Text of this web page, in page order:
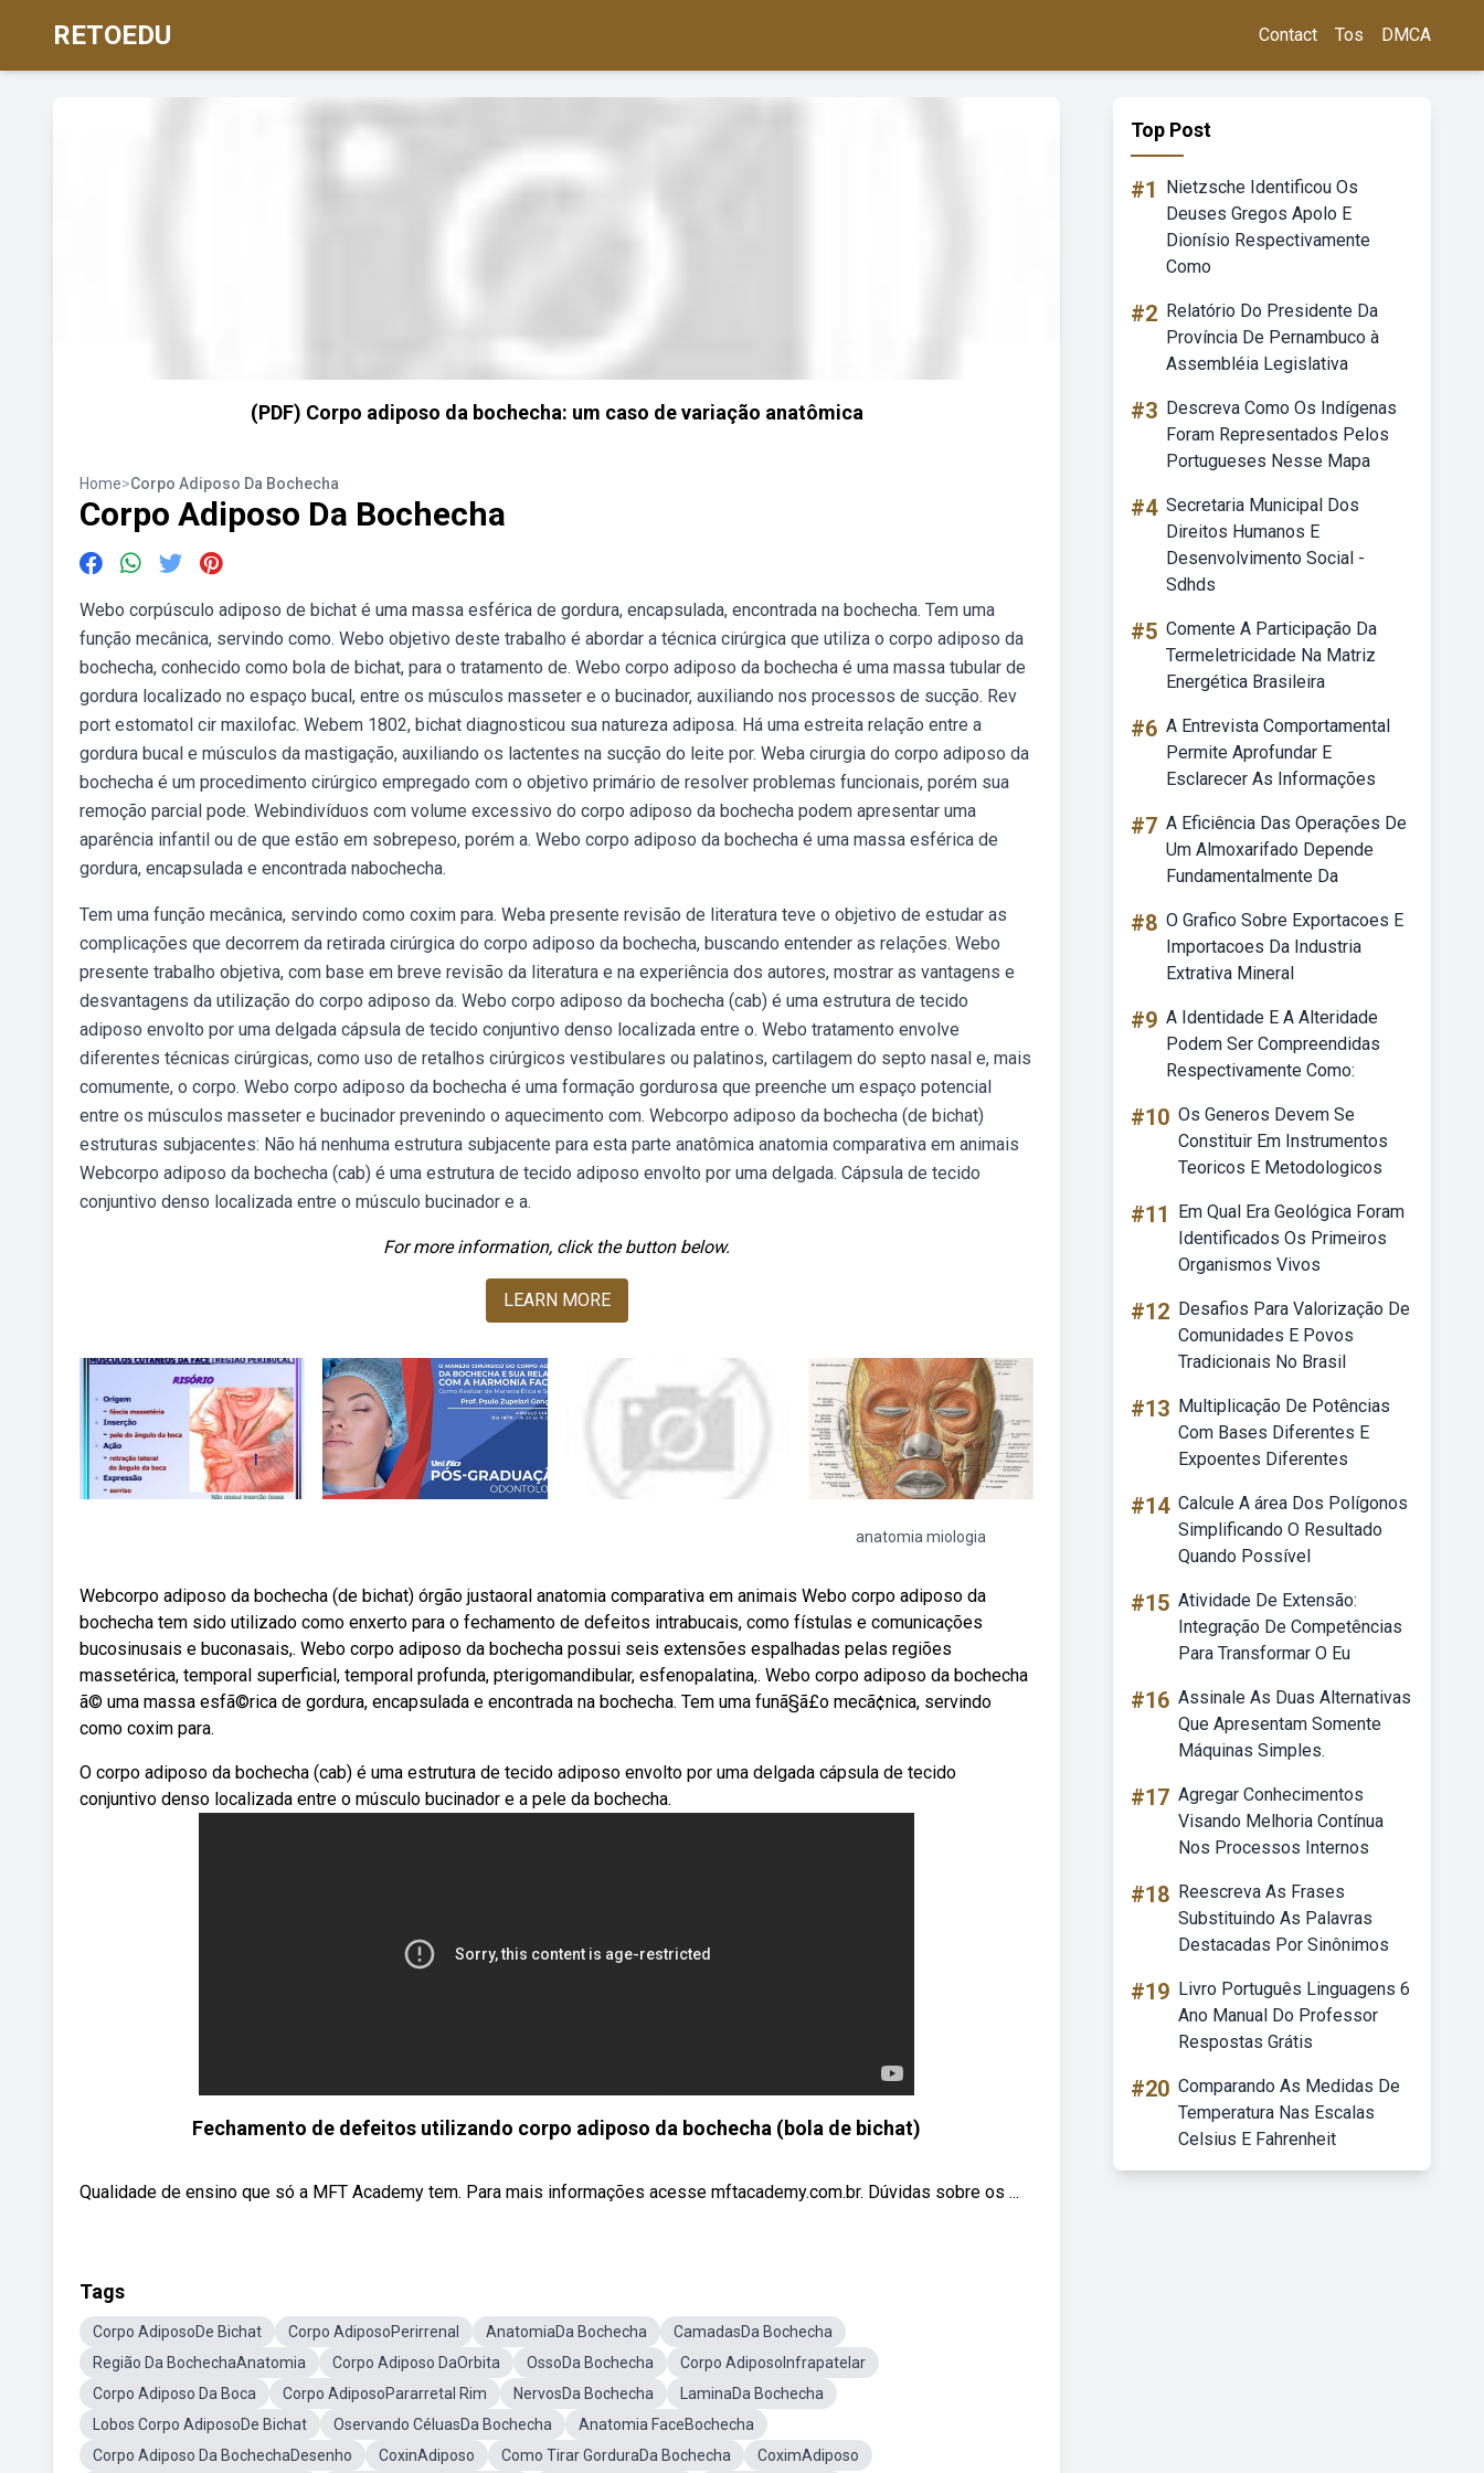
RETOEDU Contact Tos DMCA
(PDF) Corpo adiposo da bochecha: um caso de variação anatômica
Home>Corpo Adiposo Da Bochecha
Corpo Adiposo Da Bochecha
Webo corpúsculo adiposo de bichat é uma massa esférica de gordura, encapsulada, encontrada na bochecha. Tem uma
função mecânica, servindo como. Webo objetivo deste trabalho é abordar a técnica cirúrgica que utiliza o corpo adiposo da
bochecha, conhecido como bola de bichat, para o tratamento de. Webo corpo adiposo da bochecha é uma massa tubular de
gordura localizado no espaço bucal, entre os músculos masseter e o bucinador, auxiliando nos processos de sucção. Rev
port estomatol cir maxilofac. Webem 1802, bichat diagnosticou sua natureza adiposa. Há uma estreita relação entre a
gordura bucal e músculos da mastigação, auxiliando os lactentes na sucção do leite por. Weba cirurgia do corpo adiposo da
bochecha é um procedimento cirúrgico empregado com o objetivo primário de resolver problemas funcionais, porém sua
remoção parcial pode. Webindivíduos com volume excessivo do corpo adiposo da bochecha podem apresentar uma
aparência infantil ou de que estão em sobrepeso, porém a. Webo corpo adiposo da bochecha é uma massa esférica de
gordura, encapsulada e encontrada nabochecha.
Tem uma função mecânica, servindo como coxim para. Weba presente revisão de literatura teve o objetivo de estudar as
complicações que decorrem da retirada cirúrgica do corpo adiposo da bochecha, buscando entender as relações. Webo
presente trabalho objetiva, com base em breve revisão da literatura e na experiência dos autores, mostrar as vantagens e
desvantagens da utilização do corpo adiposo da. Webo corpo adiposo da bochecha (cab) é uma estrutura de tecido
adiposo envolto por uma delgada cápsula de tecido conjuntivo denso localizada entre o. Webo tratamento envolve
diferentes técnicas cirúrgicas, como uso de retalhos cirúrgicos vestibulares ou palatinos, cartilagem do septo nasal e, mais
comumente, o corpo. Webo corpo adiposo da bochecha é uma formação gordurosa que preenche um espaço potencial
entre os músculos masseter e bucinador prevenindo o aquecimento com. Webcorpo adiposo da bochecha (de bichat)
estruturas subjacentes: Não há nenhuma estrutura subjacente para esta parte anatômica anatomia comparativa em animais
Webcorpo adiposo da bochecha (cab) é uma estrutura de tecido adiposo envolto por uma delgada. Cápsula de tecido
conjuntivo denso localizada entre o músculo bucinador e a.
For more information, click the button below.
LEARN MORE
anatomia miologia
Webcorpo adiposo da bochecha (de bichat) órgão justaoral anatomia comparativa em animais Webo corpo adiposo da
bochecha tem sido utilizado como enxerto para o fechamento de defeitos intrabucais, como fístulas e comunicações
bucosinusais e buconasais,. Webo corpo adiposo da bochecha possui seis extensões espalhadas pelas regiões
massetérica, temporal superficial, temporal profunda, pterigomandibular, esfenopalatina,. Webo corpo adiposo da bochecha
ã© uma massa esfã©rica de gordura, encapsulada e encontrada na bochecha. Tem uma funã§ã£o mecã¢nica, servindo
como coxim para.
O corpo adiposo da bochecha (cab) é uma estrutura de tecido adiposo envolto por uma delgada cápsula de tecido
conjuntivo denso localizada entre o músculo bucinador e a pele da bochecha.
Fechamento de defeitos utilizando corpo adiposo da bochecha (bola de bichat)
Qualidade de ensino que só a MFT Academy tem. Para mais informações acesse mftacademy.com.br. Dúvidas sobre os ...
Tags
Corpo AdiposoDe Bichat Corpo AdiposoPerirrenal AnatomiaDa Bochecha
CamadasDa Bochecha
Região Da BochechaAnatomia
Corpo Adiposo DaOrbita OssoDa Bochecha
Corpo AdiposoInfrapatelar
Corpo Adiposo Da Boca
Corpo AdiposoPararretal Rim NervosDa Bochecha
LaminaDa Bochecha
Lobos Corpo AdiposoDe Bichat
Oservando CéluasDa Bochecha
Anatomia FaceBochecha
Corpo Adiposo Da BochechaDesenho
CoxinAdiposo Como Tirar GorduraDa Bochecha
CoximAdiposo
Top Post
#1
Nietzsche Identificou Os
Deuses Gregos Apolo E
Dionísio Respectivamente
Como
#2 Relatório Do Presidente Da
Província De Pernambuco à
Assembléia Legislativa
#3 Descreva Como Os Indígenas
Foram Representados Pelos
Portugueses Nesse Mapa
#4 Secretaria Municipal Dos
Direitos Humanos E
Desenvolvimento Social -
Sdhds
#5 Comente A Participação Da
Termeletricidade Na Matriz
Energética Brasileira
#6 A Entrevista Comportamental
Permite Aprofundar E
Esclarecer As Informações
#7 A Eficiência Das Operações De
Um Almoxarifado Depende
Fundamentalmente Da
#8 O Grafico Sobre Exportacoes E
Importacoes Da Industria
Extrativa Mineral
#9 A Identidade E A Alteridade
Podem Ser Compreendidas
Respectivamente Como:
#10 Os Generos Devem Se
Constituir Em Instrumentos
Teoricos E Metodologicos
#11
Em Qual Era Geológica Foram
Identificados Os Primeiros
Organismos Vivos
#12 Desafios Para Valorização De
Comunidades E Povos
Tradicionais No Brasil
#13 Multiplicação De Potências
Com Bases Diferentes E
Expoentes Diferentes
#14 Calcule A área Dos Polígonos
Simplificando O Resultado
Quando Possível
#15 Atividade De Extensão:
Integração De Competências
Para Transformar O Eu
#16 Assinale As Duas Alternativas
Que Apresentam Somente
Máquinas Simples.
#17 Agregar Conhecimentos
Visando Melhoria Contínua
Nos Processos Internos
#18 Reescreva As Frases
Substituindo As Palavras
Destacadas Por Sinônimos
#19 Livro Português Linguagens 6
Ano Manual Do Professor
Respostas Grátis
#20 Comparando As Medidas De
Temperatura Nas Escalas
Celsius E Fahrenheit